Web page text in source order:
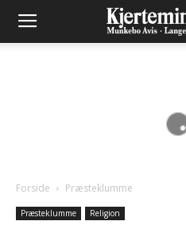
Forside Præsteklumme
Præsteklumme Religion